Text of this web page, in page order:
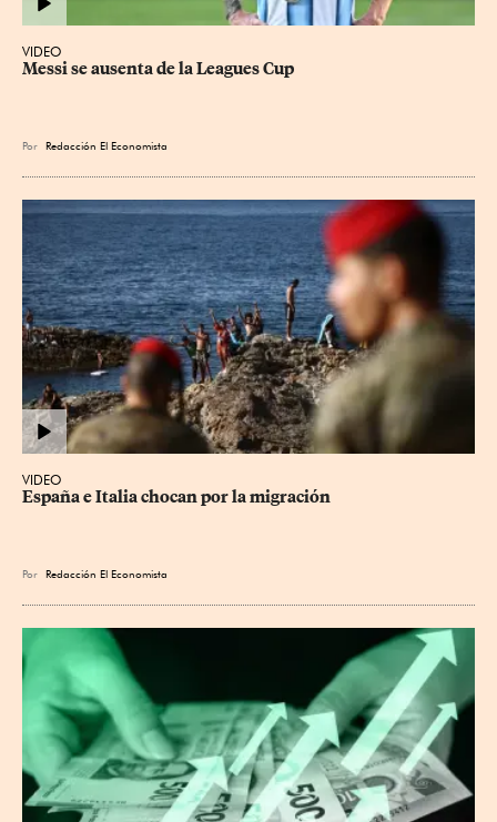
VIDEO
Messi se ausenta de la Leagues Cup
Por Redacción El Economista
VIDEO
España e Italia chocan por la migración
Por Redacción El Economista